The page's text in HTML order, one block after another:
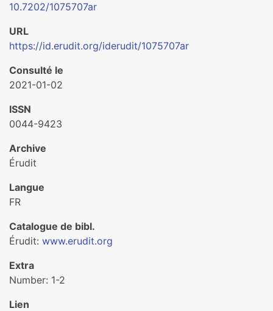
10.7202/1075707ar
URL
https://id.erudit.org/iderudit/1075707ar
Consulté le
2021-01-02
ISSN
0044-9423
Archive
Érudit
Langue
FR
Catalogue de bibl.
Érudit: www.erudit.org
Extra
Number: 1-2
Lien